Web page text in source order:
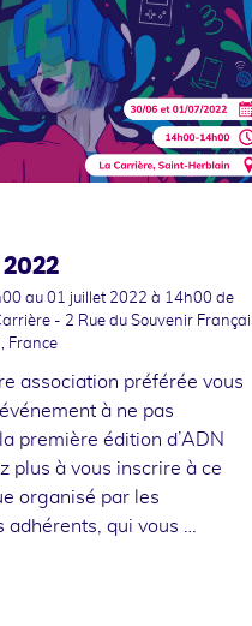
au 01 juillet 2022 à 14h00 de
- 2 Rue du Souvenir
France
association préférée vous
à ne pas
première édition d’ADN
plus à vous inscrire à ce
organisé par les
qui vous …